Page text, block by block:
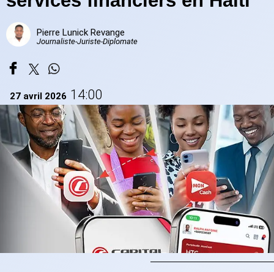
Pierre Lunick Revange
Journaliste-Juriste-Diplomate
27 avril 2026 14:00